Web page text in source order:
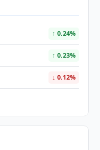
↑ 0.24%
↑ 0.23%
↓ 0.12%